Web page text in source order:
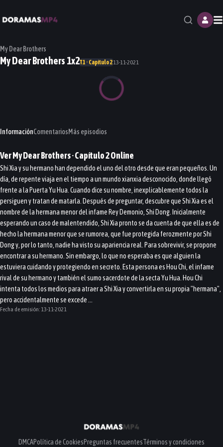
My Dear Brothers
My Dear Brothers 1x2T1 · Capítulo 213-11-2021
InformaciónComentariosMás episodios
VerMy Dear Brothers· Capítulo2Online
Shi Xia y su hermano han dependido el uno del otro desde que eran pequeños. Un
día, de repente viaja en el tiempo a un mundo xianxia desconocido, donde llegó
frente a la Puerta Yu Hua. Cuando dice su nombre, inexplicablemente todos la
persiguen y tratan de matarla. Después de preguntar, descubre que Shi Xia es el
nombre de la hermana menor del infame Rey Demonio, Shi Dong. Inicialmente
esperando un caso de malentendido, Shi Xia pronto se da cuenta de que ella es de
hecho la hermana menor que se rumorea, que fue protegida ferozmente por Shi
Dong y, por lo tanto, nadie ha visto su apariencia real. Para sobrevivir, se propone
encontrar a su hermano. Sin embargo, lo que no esperaba es que alguien la
estuviera cuidando y protegiendo en secreto. Esta persona es Hou Chi, el infame
rival de su hermano y también el sumo sacerdote de la secta Yu Hua. Hou Chi
intenta todos los medios para atraer a Shi Xia y convertirla en su propia "hermana",
pero accidentalmente se excede ...
Fecha de emisión: 13-11-2021
DMCAPolítica de CookiesPreguntas frecuentesTérminos y condiciones